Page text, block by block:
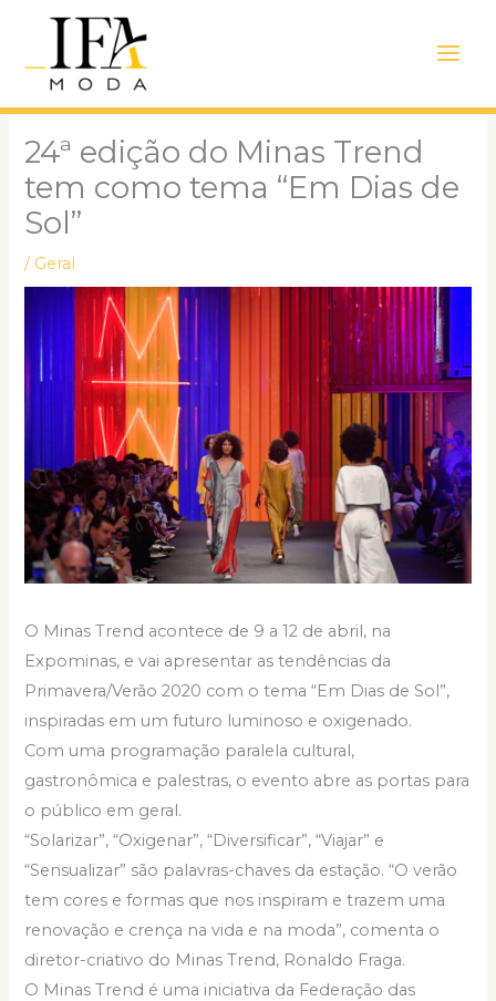
conteúdo
Menu
24ª edição do Minas Trend
tem como tema “Em Dias de
Sol”
/ Geral
O Minas Trend acontece de 9 a 12 de abril, na
Expominas, e vai apresentar as tendências da
Primavera/Verão 2020 com o tema “Em Dias de Sol”,
inspiradas em um futuro luminoso e oxigenado.
Com uma programação paralela cultural,
gastronômica e palestras, o evento abre as portas para
o público em geral.
“Solarizar”, “Oxigenar”, “Diversificar”, “Viajar” e
“Sensualizar” são palavras-chaves da estação. “O verão
tem cores e formas que nos inspiram e trazem uma
renovação e crença na vida e na moda”, comenta o
diretor-criativo do Minas Trend, Ronaldo Fraga.
O Minas Trend é uma iniciativa da Federação das